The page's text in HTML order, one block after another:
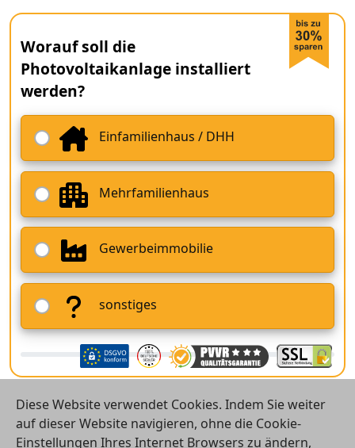
Worauf soll die
Photovoltaikanlage installiert
werden?
Einfamilienhaus / DHH
Mehrfamilienhaus
Gewerbeimmobilie
sonstiges
Diese Website verwendet Cookies. Indem Sie weiter
auf dieser Website navigieren, ohne die Cookie-
Einstellungen Ihres Internet Browsers zu ändern,